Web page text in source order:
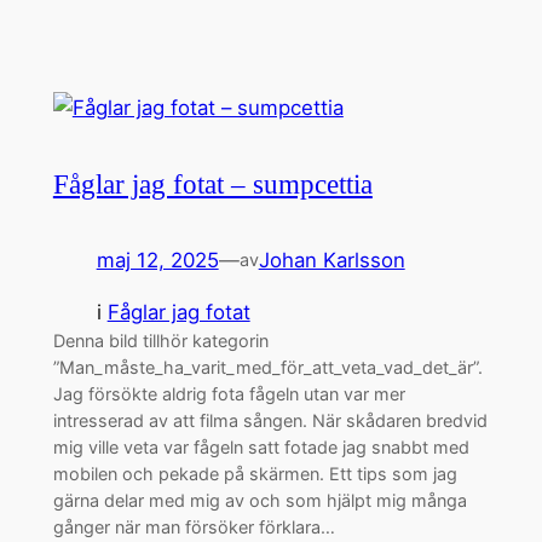
Fåglar jag fotat – sumpcettia
maj 12, 2025—avJohan Karlsson
i Fåglar jag fotat
Denna bild tillhör kategorin
”Man_måste_ha_varit_med_för_att_veta_vad_det_är”.
Jag försökte aldrig fota fågeln utan var mer
intresserad av att filma sången. När skådaren bredvid
mig ville veta var fågeln satt fotade jag snabbt med
mobilen och pekade på skärmen. Ett tips som jag
gärna delar med mig av och som hjälpt mig många
gånger när man försöker förklara…